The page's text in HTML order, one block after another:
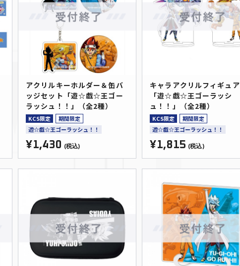
アクリルキーホルダー＆缶バ
ッジセット「遊☆戯☆王ゴー
ラッシュ！！」（全2種）
KCS限定
期間限定
遊☆戯☆王ゴーラッシュ！！
¥1,430 (税込)
キャラアクリルフィギュア
「遊☆戯☆王ゴーラッシ
ュ！！」（全2種）
KCS限定
期間限定
遊☆戯☆王ゴーラッシュ！！
¥1,815 (税込)